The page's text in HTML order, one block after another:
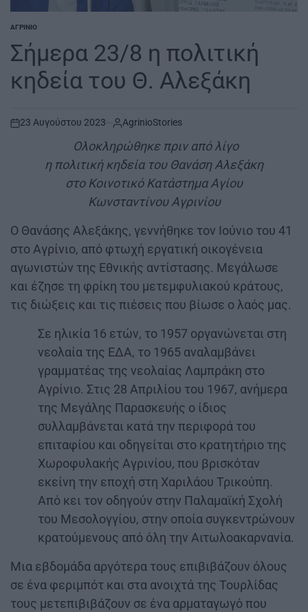
POSTED
ΑΓΡΊΝΙΟ
Σήμερα 23/8 η πολιτική
κηδεία του Θ. Αλεξάκη
on
23 Αυγούστου 2023 AgrinioStories
Ολοκληρώθηκε πριν από λίγο
η πολιτική κηδεία του Θανάση Αλεξάκη
στο Κοινοτικό Κατάστημα Αγίου
Κωνσταντίνου Αγρινίου
Ο Θανάσης Αλεξάκης, γεννήθηκε τον Ιούνιο του 41
στο Αγρίνιο, από φτωχή εργατική οικογένεια
αγωνιστών της Εθνικής αντίστασης. Μεγάλωσε
και έζησε τη φρίκη του μετεμφυλιακού κράτους,
τις διώξεις και τις πιέσεις που βίωσε ο λαός μας.
Σε ηλικία 16 ετών, το 1957 οργανώνεται στη
νεολαία της ΕΔΑ, το 1965 αναλαμβάνει
γραμματέας της νεολαίας Λαμπράκη στο
Αγρίνιο. Στις 28 Απριλίου του 1967, ανήμερα
της Μεγάλης Παρασκευής ο ίδιος
συλλαμβάνεται κατά την περιφορά του
επιταφίου και οδηγείται στο κρατητήριο της
Χωροφυλακής Αγρινίου, που βρισκόταν
εκείνη την εποχή στη Χαριλάου Τρικούπη.
Από κει τον οδηγούν στην Παλαμαϊκή Σχολή
του Μεσολογγίου, στην οποία συγκεντρώνουν
κρατούμενους από όλη την Αιτωλοακαρνανία.
Μια εβδομάδα αργότερα τους επιβιβάζουν όλους
σε ένα φεριμπότ και στα ανοιχτά της Τουρλίδας
τους μετεπιβιβάζουν σε ένα αρματαγωγό που